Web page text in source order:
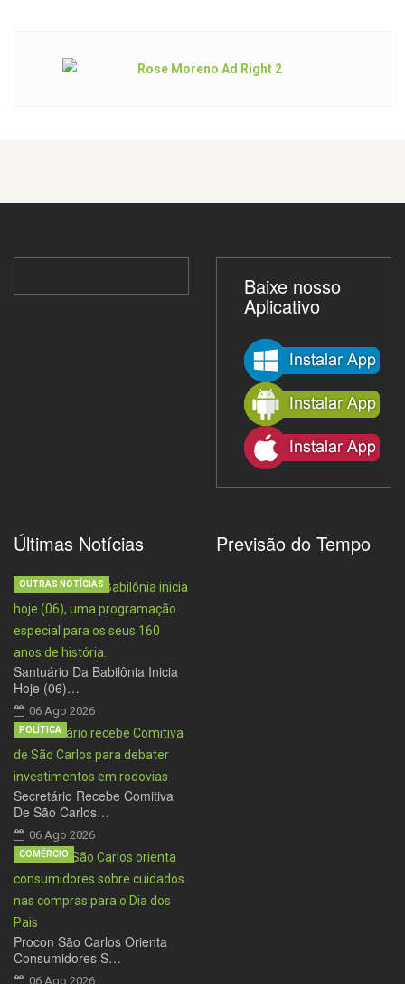
Baixe nosso
Aplicativo
Últimas Notícias
Santuário Da Babilônia Inicia
Hoje (06)…
06 Ago 2026
OUTRAS NOTÍCIAS
Secretário Recebe Comitiva
De São Carlos…
06 Ago 2026
POLÍTICA
Procon São Carlos Orienta
Consumidores S…
06 Ago 2026
COMÉRCIO
Previsão do Tempo